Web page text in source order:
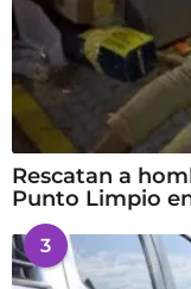
Rescatan a
Punto Limpio
3